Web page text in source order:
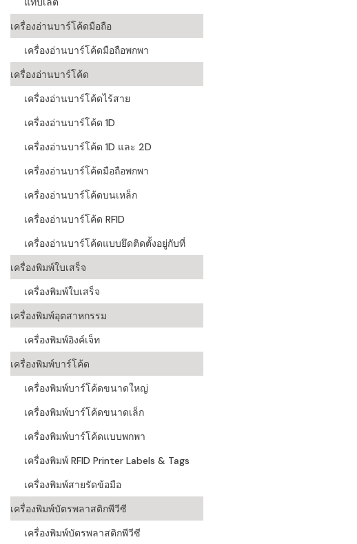
เครื่องอ่านบาร์โค้ดมือถือ
เครื่องอ่านบาร์โค้ดมือถือพกพา
เครื่องอ่านบาร์โค้ด
เครื่องอ่านบาร์โค้ดไร้สาย
เครื่องอ่านบาร์โค้ด 1D
เครื่องอ่านบาร์โค้ด 1D และ 2D
เครื่องอ่านบาร์โค้ดมือถือพกพา
เครื่องอ่านบาร์โค้ดบนเหล็ก
เครื่องอ่านบาร์โค้ด RFID
เครื่องอ่านบาร์โค้ดแบบยึดติดตั้งอยู่กับที่
เครื่องพิมพ์ใบเสร็จ
เครื่องพิมพ์ใบเสร็จ
เครื่องพิมพ์อุตสาหกรรม
เครื่องพิมพ์อิงค์เจ็ท
เครื่องพิมพ์บาร์โค้ด
เครื่องพิมพ์บาร์โค้ดขนาดใหญ่
เครื่องพิมพ์บาร์โค้ดขนาดเล็ก
เครื่องพิมพ์บาร์โค้ดแบบพกพา
เครื่องพิมพ์ RFID Printer Labels & Tags
เครื่องพิมพ์สายรัดข้อมือ
เครื่องพิมพ์บัตรพลาสติกพีวีซี
เครื่องพิมพ์บัตรพลาสติกพีวีซี